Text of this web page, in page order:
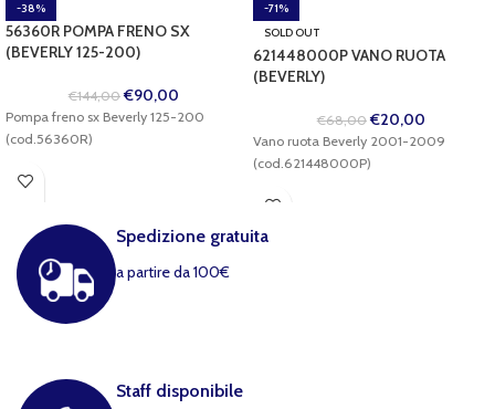
-38%
56360R POMPA FRENO SX
(BEVERLY 125-200)
€144,00 €90,00
Pompa freno sx Beverly 125-200
(cod.56360R)
-71%
SOLD OUT
621448000P VANO RUOTA
(BEVERLY)
€68,00 €20,00
Vano ruota Beverly 2001-2009
(cod.621448000P)
Spedizione gratuita
a partire da 100€
Staff disponibile